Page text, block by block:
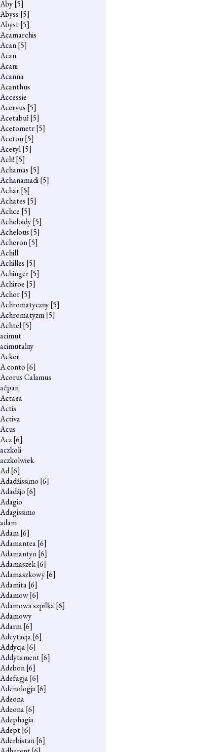
Aby[5]
Abyss [5]
Abyst[5]
Acamarchis
Acan[5]
Acan
Acani
Acanna
Acanthus
Accessie
Acervus [5]
Acetabuł[5]
Acetometr[5]
Aceton[5]
Acetyl[5]
Ach! [5]
Achamas [5]
Achanamadi[5]
Achar[5]
Achates [5]
Achce [5]
Acheloidy[5]
Achelous [5]
Acheron[5]
Achill
Achilles [5]
Achinger[5]
Achiroe [5]
Achor[5]
Achromatyczny[5]
Achromatyzm[5]
Achtel[5]
acimut
acimutalny
Acker
A conto [6]
Acorus Calamus
aćpan
Actaea
Actis
Activa
Acus
Acz[6]
aczkoli
aczkolwiek
Ad[6]
Adadżissimo [6]
Adadżjo [6]
Adagio
Adagissimo
adam
Adam[6]
Adamantea[6]
Adamantyn[6]
Adamaszek[6]
Adamaszkowy[6]
Adamita[6]
Adamow[6]
Adamowa szpilka[6]
Adamowy
Adarm[6]
Adcytacja[6]
Addycja[6]
Addytament[6]
Adebon[6]
Adefagja[6]
Adenologja[6]
Adeona
Adeona[6]
Adephagia
Adept[6]
Aderbistan[6]